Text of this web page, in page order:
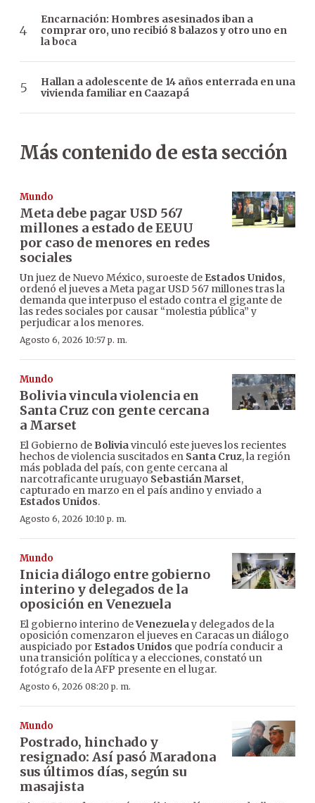
Encarnación: Hombres asesinados iban a
comprar oro, uno recibió 8 balazos y otro uno en
la boca
Hallan a adolescente de 14 años enterrada en una
vivienda familiar en Caazapá
Más contenido de esta sección
Mundo
Meta debe pagar USD 567
millones a estado de EEUU
por caso de menores en redes
sociales
Un juez de Nuevo México, suroeste de Estados Unidos,
ordenó el jueves a Meta pagar USD 567 millones tras la
demanda que interpuso el estado contra el gigante de
las redes sociales por causar “molestia pública” y
perjudicar a los menores.
Agosto 6, 2026 10:57 p. m.
Mundo
Bolivia vincula violencia en
Santa Cruz con gente cercana
a Marset
El Gobierno de Boliviavinculó este jueves los recientes
hechos de violencia suscitados en Santa Cruz, la región
más poblada del país, con gente cercana al
narcotraficante uruguayo Sebastián Marset,
capturado en marzo en el país andino y enviado a
Estados Unidos.
Agosto 6, 2026 10:10 p. m.
Mundo
Inicia diálogo entre gobierno
interino y delegados de la
oposición en Venezuela
El gobierno interino deVenezuelay delegados de la
oposición comenzaron el jueves en Caracas un diálogo
auspiciado por Estados Unidos que podría conducir a
una transición política y a elecciones, constató un
fotógrafo de la AFP presente en el lugar.
Agosto 6, 2026 08:20 p. m.
Mundo
Postrado, hinchado y
resignado: Así pasó Maradona
sus últimos días, según su
masajista